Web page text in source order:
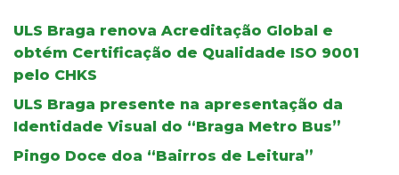
ULS Braga renova Acreditação Global e
obtém Certificação de Qualidade ISO 9001
pelo CHKS
ULS Braga presente na apresentação da
Identidade Visual do “Braga Metro Bus”
Pingo Doce doa “Bairros de Leitura”